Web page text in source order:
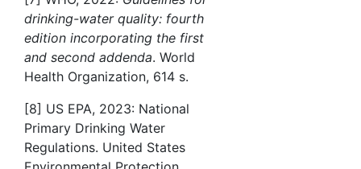
drinking-water quality: fourth
edition incorporating the first
and second addenda. World
Health Organization, 614 s.
[8] US EPA, 2023: National
Primary Drinking Water
Regulations. United States